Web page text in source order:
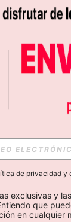
de privacidad y
exclusivas y
que
en cualquier